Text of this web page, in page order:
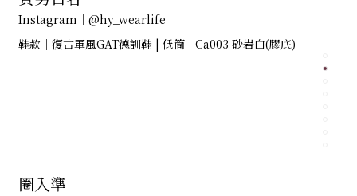
Instagram｜@hy_wearlife
鞋款｜復古軍風GAT德訓鞋 | 低筒 - Ca003 砂岩白(膠底)
圈入準